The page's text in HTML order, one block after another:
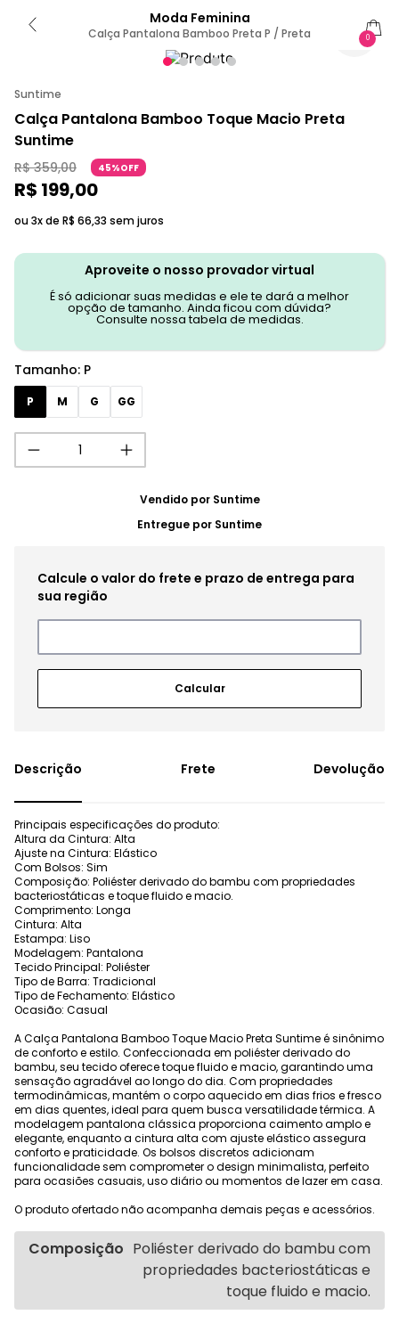
Moda Feminina
Calça Pantalona Bamboo Preta P / Preta 0
Suntime
Calça Pantalona Bamboo Toque Macio Preta
Suntime
R$ 359,00 45%OFF
R$ 199,00
ou 3x de R$ 66,33 sem juros
Aproveite o nosso provador virtual
É só adicionar suas medidas e ele te dará a melhor
opção de tamanho. Ainda ficou com dúvida?
Consulte nossa tabela de medidas.
Tamanho: P
P M G GG
Vendido por Suntime
Entregue por Suntime
Frete Devolução
Principais especificações do produto:
Altura da Cintura: Alta
Ajuste na Cintura: Elástico
Com Bolsos: Sim
Composição: Poliéster derivado do bambu com propriedades
bacteriostáticas e toque fluido e macio.
Comprimento: Longa
Cintura: Alta
Estampa: Liso
Modelagem: Pantalona
Tecido Principal: Poliéster
Tipo de Barra: Tradicional
Tipo de Fechamento: Elástico
Ocasião: Casual
A Calça Pantalona Bamboo Toque Macio Preta Suntime é sinônimo
de conforto e estilo. Confeccionada em poliéster derivado do
bambu, seu tecido oferece toque fluido e macio, garantindo uma
sensação agradável ao longo do dia. Com propriedades
termodinâmicas, mantém o corpo aquecido em dias frios e fresco
em dias quentes, ideal para quem busca versatilidade térmica. A
modelagem pantalona clássica proporciona caimento amplo e
elegante, enquanto a cintura alta com ajuste elástico assegura
conforto e praticidade. Os bolsos discretos adicionam
funcionalidade sem comprometer o design minimalista, perfeito
para ocasiões casuais, uso diário ou momentos de lazer em casa.
O produto ofertado não acompanha demais peças e acessórios.
Composição Poliéster derivado do bambu com
propriedades bacteriostáticas e
toque fluido e macio.